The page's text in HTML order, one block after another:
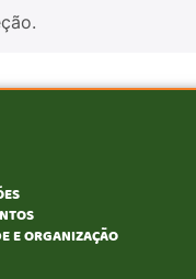
E ORGANIZAÇÃO